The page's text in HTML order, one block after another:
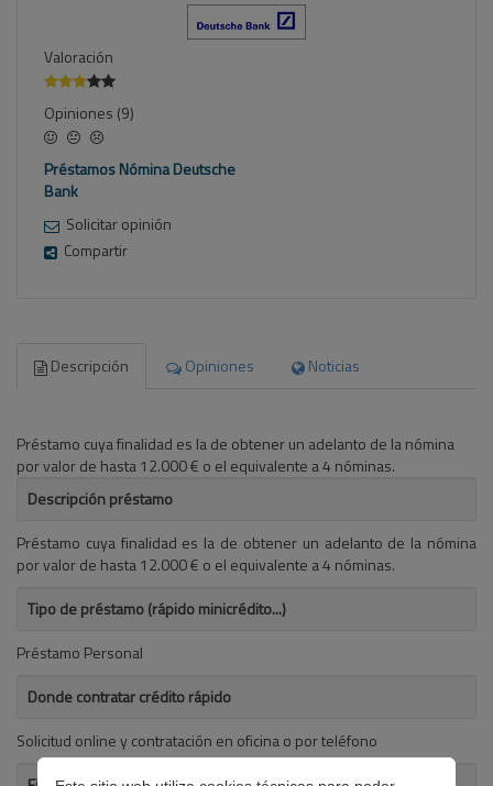
Valoración
Opiniones (9)
Préstamos Nómina Deutsche
Bank
Solicitar opinión
Compartir
Descripción Opiniones Noticias
Préstamo cuya finalidad es la de obtener un adelanto de la nómina
por valor de hasta 12.000 € o el equivalente a 4 nóminas.
Descripción préstamo
Préstamo cuya finalidad es la de obtener un adelanto de la nómina
por valor de hasta 12.000 € o el equivalente a 4 nóminas.
Tipo de préstamo (rápido minicrédito...)
Préstamo Personal
Donde contratar crédito rápido
Solicitud online y contratación en oficina o por teléfono